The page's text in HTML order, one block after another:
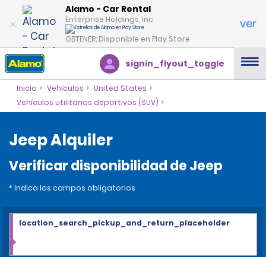
Alamo - Car Rental
Enterprise Holdings, Inc.
OBTENER: Disponible en Play Store
ver
signin_flyout_toggle
Inicio Vehículos
United States
Vehículos utilitarios deportivos (SUV)
Jeep Alquiler
Verificar disponibilidad de Jeep
* Indica los campos obligatorios
location_search_pickup_and_return_placeholder